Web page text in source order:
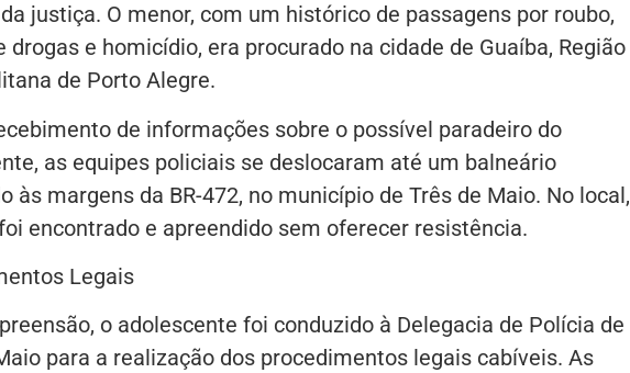
justiça. O menor, com um histórico de passagens por roubo,
drogas e homicídio, era procurado na cidade de Guaíba, Região
de Porto Alegre.
de informações sobre o possível paradeiro do
as equipes policiais se deslocaram até um balneário
às margens da BR-472, no município de Três de Maio. No local,
encontrado e apreendido sem oferecer resistência.
Legais
o adolescente foi conduzido à Delegacia de Polícia de
para a realização dos procedimentos legais cabíveis. As